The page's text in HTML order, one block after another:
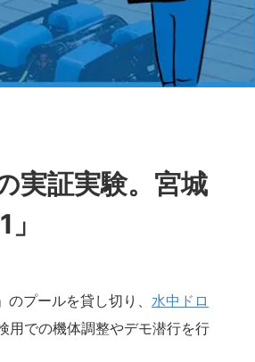
実証実験。宮城
プールを貸し切り、 水中ドロ
用での機体調整やデモ潜行を行